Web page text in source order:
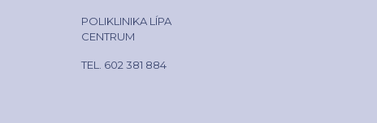
POLIKLINIKA LÍPA
CENTRUM
TEL. 602 381 884